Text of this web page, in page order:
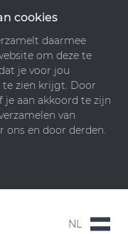
cookies
daarmee
om deze te
je voor jou
zien krijgt. Door
je aan akkoord te zijn
van
ons en door derden.
NL